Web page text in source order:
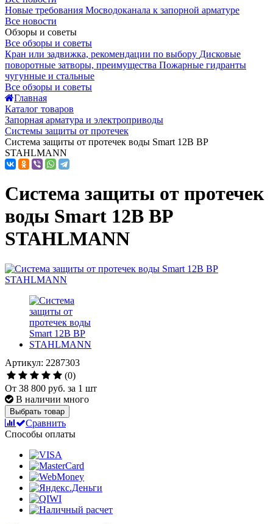
Новые требования Мосводоканала к запорной арматуре
Все новости
Обзоры и советы
Все обзоры и советы
Кран или задвижка, рекомендации по выбору Дисковые
поворотные затворы, преимущества Пожарные гидранты
чугунные и стальные
Все обзоры и советы
Главная
Каталог товаров
Запорная арматура и электроприводы
Системы защиты от протечек
Система защиты от протечек воды Smart 12В ВР
STAHLMANN
Система защиты от протечек
воды Smart 12В ВР
STAHLMANN
Артикул: 2287303
(0)
От 38 800 руб. за 1 шт
В наличии много
Выбрать товар
Сравнить
Способы оплаты